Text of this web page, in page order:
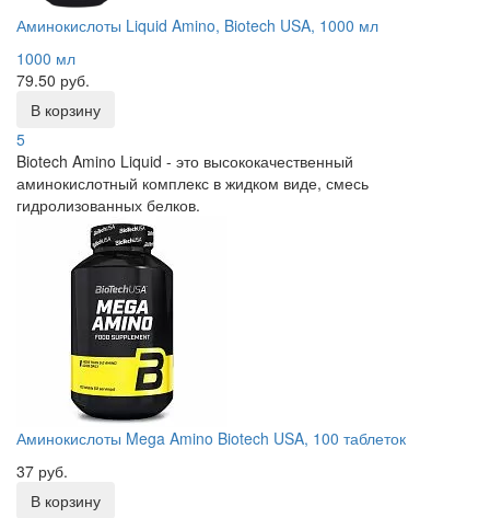
Аминокислоты Liquid Amino, Biotech USA, 1000 мл
1000 мл
79.50 руб.
В корзину
5
Biotech Amino Liquid - это высококачественный
аминокислотный комплекс в жидком виде, смесь
гидролизованных белков.
Аминокислоты Mega Amino Biotech USA, 100 таблеток
37 руб.
В корзину